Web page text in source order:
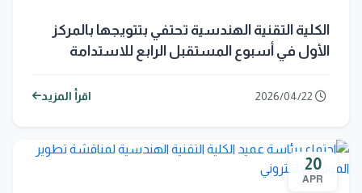
الكلية التقنية الهندسية تحتفي بتتويجها بالمركز
الأول في أسبوع المستقبل الرابع للاستدامة
اقرأ المزيد
20
APR